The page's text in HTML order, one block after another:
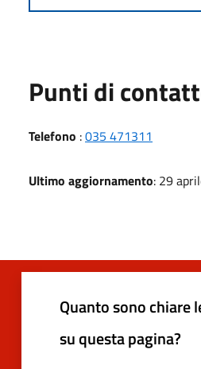
Punti di
Telefono :035 471311
Ultimo aggiornamento: 29
Quanto sono chiare
su questa pagina?